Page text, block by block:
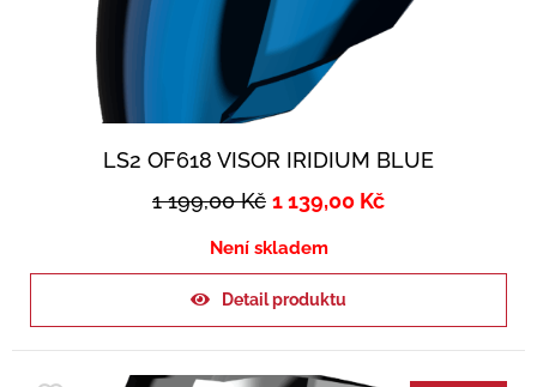
LS2 OF618 VISOR IRIDIUM BLUE
1 199,00Kč 1 139,00 Kč
Není skladem
Detail produktu